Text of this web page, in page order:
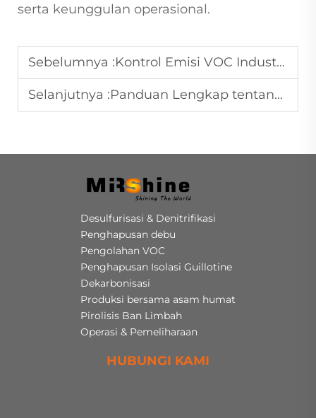
serta keunggulan operasional.
Sebelumnya :Kontrol Emisi VOC Industri: Teknologi, Proses, dan Mitigasi Dampak Lingkungan
Selanjutnya :Panduan Lengkap tentang Desulfurisasi Gas Buang Modern: Teknologi, Tren, dan Aplikasi Industri
Desulfurisasi & Denitrifikasi
Penghapusan debu
Pengolahan VOC
Penghapusan Isolasi Guillotine
Dekarbonisasi
Produksi bersama asam humat
Pirolisis Ban Limbah
Operasi & Pemeliharaan
HUBUNGI KAMI